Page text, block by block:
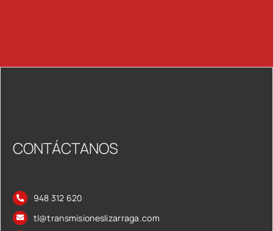
CONTÁCTANOS
948 312 620
tl@transmisioneslizarraga.com